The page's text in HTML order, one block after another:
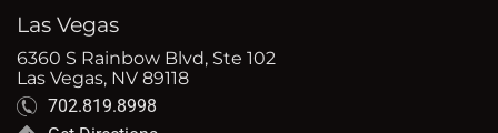
Las Vegas
6360 S Rainbow Blvd, Ste 102
Las Vegas, NV 89118
702.819.8998